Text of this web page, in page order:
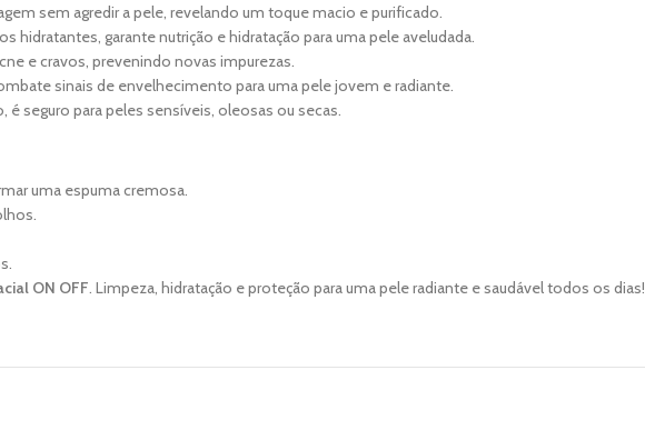
sem agredir a pele, revelando um toque macio e purificado.
hidratantes, garante nutrição e hidratação para uma pele aveludada.
e cravos, prevenindo novas impurezas.
sinais de envelhecimento para uma pele jovem e radiante.
seguro para peles sensíveis, oleosas ou secas.
uma espuma cremosa.
ON OFF. Limpeza, hidratação e proteção para uma pele radiante e saudável todos os dias!